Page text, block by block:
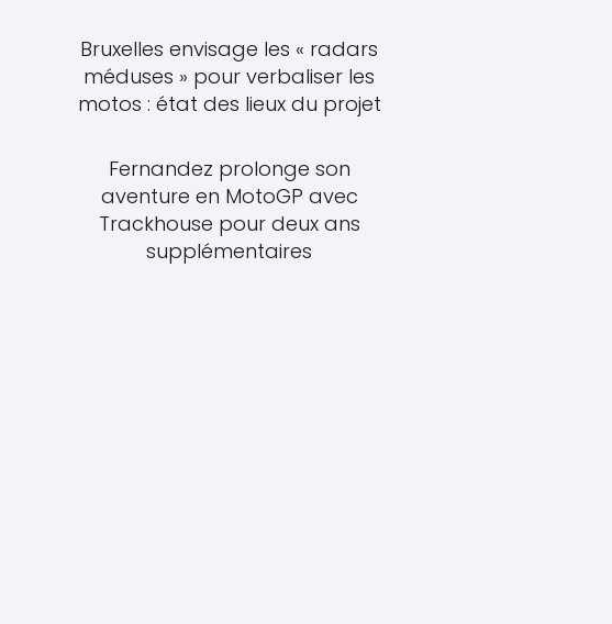
Bruxelles envisage les « radars
méduses » pour verbaliser les
motos : état des lieux du projet
Fernandez prolonge son
aventure en MotoGP avec
Trackhouse pour deux ans
supplémentaires